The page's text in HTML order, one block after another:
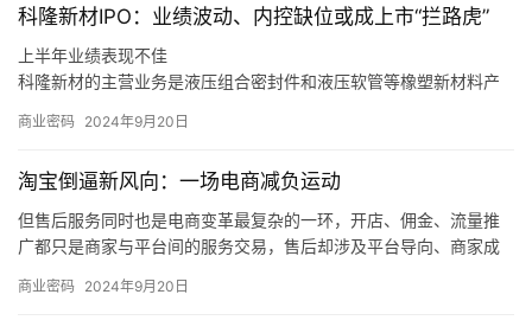
科隆新材IPO：业绩波动、内控缺位或成上市“拦路虎”
上半年业绩表现不佳
科隆新材的主营业务是液压组合密封件和液压软管等橡塑新材料产
产、销售和维修，同时也为风电、军工、高铁等行业客户提供定制
同时，如果未来煤炭主体能源地位被快速替代，下游客户新机装备
需求减少，科隆新材又未能拓展旧机维修业务，或是未能适应市场
变化、新技术和新产品未能顺应市场发展趋势，那么科隆新材就存
营业绩造成不利影响。
商业密码 2024年9月20日
淘宝倒逼新风向：一场电商减负运动
但售后服务同时也是电商变革最复杂的一环，开店、佣金、流量推
广都只是商家与平台间的服务交易，售后却涉及平台导向、商家成
接制约，是各方利益最难平衡的地方。
商业密码 2024年9月20日